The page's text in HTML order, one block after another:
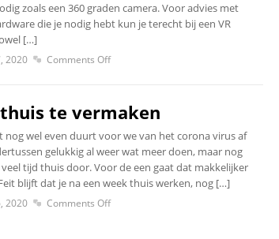
zoals een 360 graden camera. Voor advies met
die je nodig hebt kun je terecht bij een VR
[…]
2020 Comments Off
te vermaken
nog wel even duurt voor we van het corona virus af
gelukkig al weer wat meer doen, maar nog
tijd thuis door. Voor de een gaat dat makkelijker
blijft dat je na een week thuis werken, nog […]
2020 Comments Off